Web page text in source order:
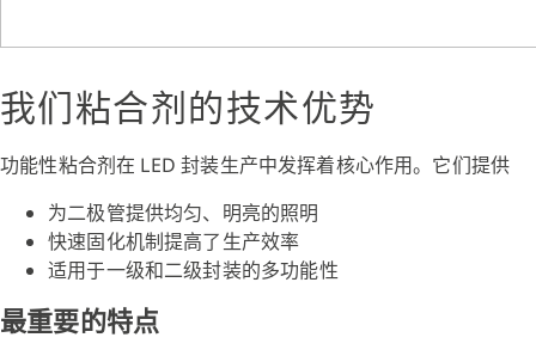
我们粘合剂的技术优势
功能性粘合剂在 LED 封装生产中发挥着核心作用。它们提供
为二极管提供均匀、明亮的照明
快速固化机制提高了生产效率
适用于一级和二级封装的多功能性
最重要的特点